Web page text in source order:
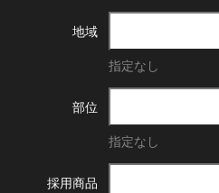
地域
指定なし
部位
指定なし
採用商品